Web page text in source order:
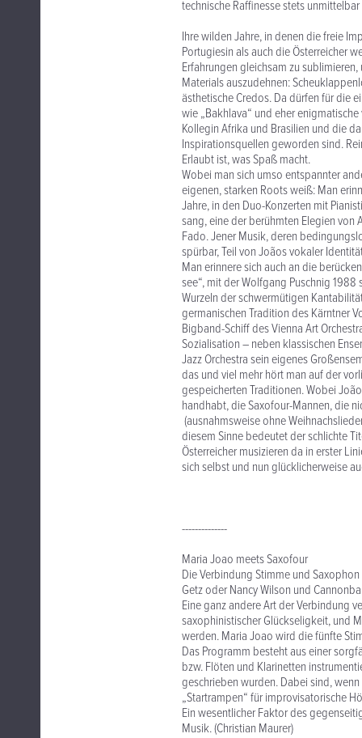
technische Raffinesse stets
Ihre wilden Jahre, in denen die freie
Portugiesin als auch die Österreicher
Erfahrungen gleichsam zu
Materials auszudehnen:
ästhetische Credos. Da dürfen für die
wie „Bakhlava“ und eher
Kollegin Afrika und Brasilien und die
Inspirationsquellen geworden sind.
Erlaubt ist, was Spaß macht.
Wobei man sich umso entspannter
eigenen, starken Roots weiß: Man
Jahre, in den Duo-Konzerten mit
sang, eine der berühmten Elegien
Fado. Jener Musik, deren
spürbar, Teil von Joãos vokaler
Man erinnere sich auch an die
see“, mit der Wolfgang Puschnig
Wurzeln der schwermütigen
germanischen Tradition des Kärntner
Bigband-Schiff des Vienna Art
Sozialisation – neben klassischen
Jazz Orchestra sein eigenes
das und viel mehr hört man auf der
gespeicherten Traditionen. Wobei
handhabt, die Saxofour-Mannen, die
(ausnahmsweise ohne
diesem Sinne bedeutet der schlichte
Österreicher musizieren da in erster
sich selbst und nun glücklicherweise
--------------
Maria Joao meets Saxofour
Die Verbindung Stimme und
Getz oder Nancy Wilson und
Eine ganz andere Art der Verbindung
saxophinistischer Glückseligkeit, und
werden. Maria Joao wird die fünfte
Das Programm besteht aus einer
bzw. Flöten und Klarinetten
geschrieben wurden. Dabei sind,
„Startrampen“ für improvisatorische
Ein wesentlicher Faktor des
Musik. (Christian Maurer)